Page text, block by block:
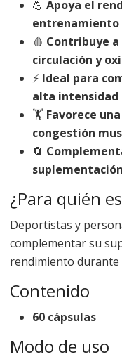
💪 Apoya el
entrenamiento
🩸 Contribuye
circulación y
⚡ Ideal para
alta intensidad
🏋️ Favorece
congestión
🔄
¿Para quién
Deportistas y
complementar su
rendimiento
Contenido
60 cápsulas
Modo de uso